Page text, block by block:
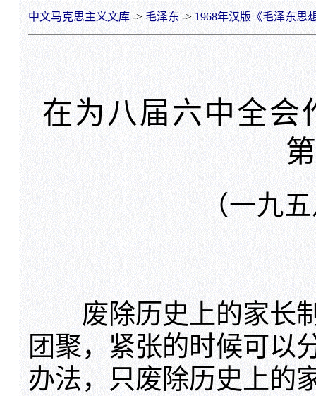
中文马克思主义文库-> 毛泽东 -> 1968年汉版《毛泽东思
在为八届六中全会
（一九
废除历史上的家长制
团聚，紧张的时候可以
办法，只废除历史上的